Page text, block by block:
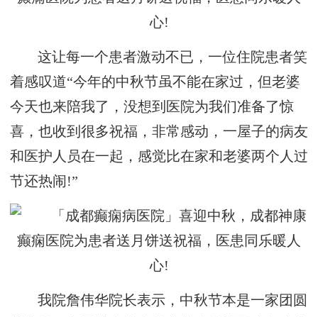
这让每一个患者激动不已，一位住院患者笑
着感叹道“今年的中秋节虽不能在家过，但老婆
今天也来陪我了，没想到医院为我们准备了惊
喜，也收到很多祝福，非常感动，一屋子的病友
和医护人员在一起，感觉比在家和老婆两个人过
节还热闹!”
我院詹伟华院长表示，中秋节本是一家团圆